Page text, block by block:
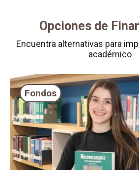
Opciones de
Encuentra alternativas para
académico
Fondos